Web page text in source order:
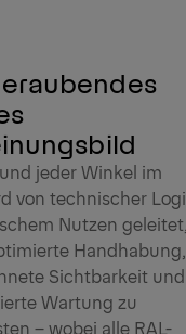
jeder Winkel im
von technischer
Nutzen geleitet,
Handhabung,
Sichtbarkeit und
Wartung zu
– wobei alle RAL-